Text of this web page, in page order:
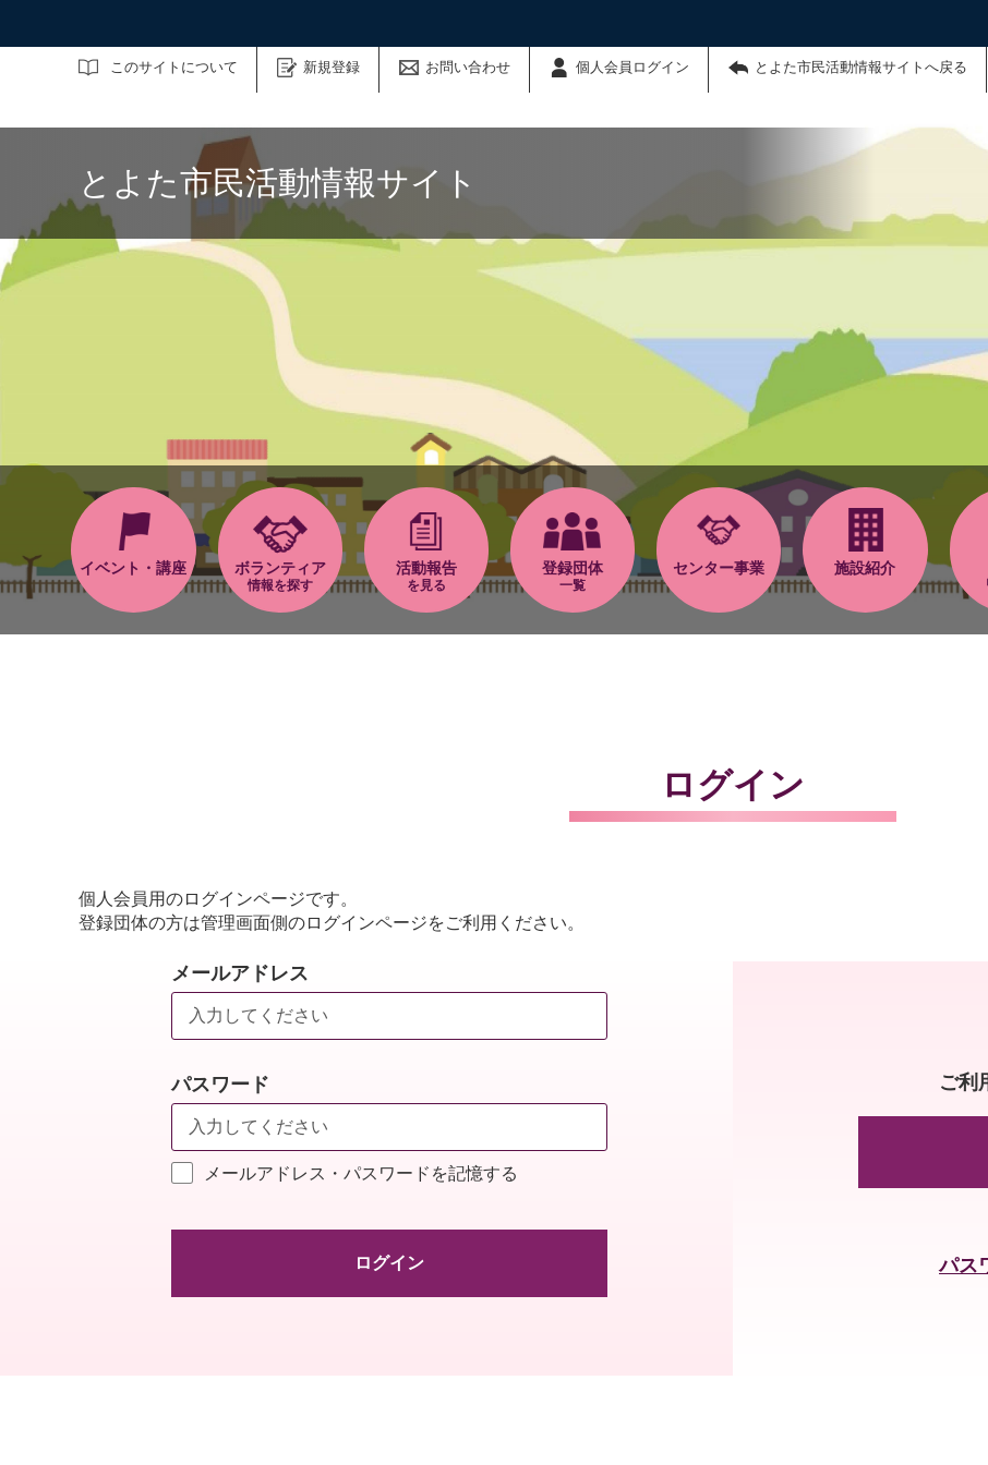
このサイトについて 新規登録 お問い合わせ 個人会員ログイン とよた市民活動情報サイトへ戻る
サイト内検索
とよた市民活動情報サイト
イベント・講座 ボランティア
情報を探す
活動報告
を見る
登録団体
一覧
センター事業 施設紹介
ログイン
個人会員用のログインページです。
登録団体の方は管理画面側のログインページをご利用ください。
メールアドレス
パスワード
メールアドレス・パスワードを記憶する
ログイン
ご利
パス